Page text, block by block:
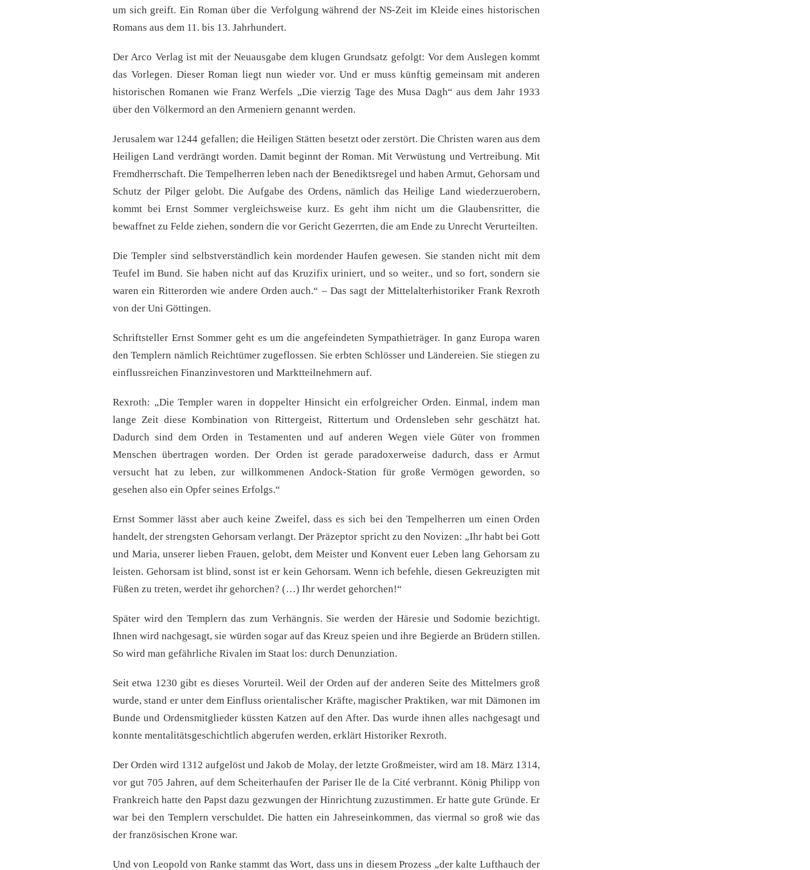
um sich greift. Ein Roman über die Verfolgung während der NS-Zeit im Kleide eines historischen
Romans aus dem 11. bis 13. Jahrhundert.
Der Arco Verlag ist mit der Neuausgabe dem klugen Grundsatz gefolgt: Vor dem Auslegen kommt
das Vorlegen. Dieser Roman liegt nun wieder vor. Und er muss künftig gemeinsam mit anderen
historischen Romanen wie Franz Werfels „Die vierzig Tage des Musa Dagh“ aus dem Jahr 1933
über den Völkermord an den Armeniern genannt werden.
Jerusalem war 1244 gefallen; die Heiligen Stätten besetzt oder zerstört. Die Christen waren aus dem
Heiligen Land verdrängt worden. Damit beginnt der Roman. Mit Verwüstung und Vertreibung. Mit
Fremdherrschaft. Die Tempelherren leben nach der Benediktsregel und haben Armut, Gehorsam und
Schutz der Pilger gelobt. Die Aufgabe des Ordens, nämlich das Heilige Land wiederzuerobern,
kommt bei Ernst Sommer vergleichsweise kurz. Es geht ihm nicht um die Glaubensritter, die
bewaffnet zu Felde ziehen, sondern die vor Gericht Gezerrten, die am Ende zu Unrecht Verurteilten.
Die Templer sind selbstverständlich kein mordender Haufen gewesen. Sie standen nicht mit dem
Teufel im Bund. Sie haben nicht auf das Kruzifix uriniert, und so weiter., und so fort, sondern sie
waren ein Ritterorden wie andere Orden auch.“ – Das sagt der Mittelalterhistoriker Frank Rexroth
von der Uni Göttingen.
Schriftsteller Ernst Sommer geht es um die angefeindeten Sympathieträger. In ganz Europa waren
den Templern nämlich Reichtümer zugeflossen. Sie erbten Schlösser und Ländereien. Sie stiegen zu
einflussreichen Finanzinvestoren und Marktteilnehmern auf.
Rexroth: „Die Templer waren in doppelter Hinsicht ein erfolgreicher Orden. Einmal, indem man
lange Zeit diese Kombination von Rittergeist, Rittertum und Ordensleben sehr geschätzt hat.
Dadurch sind dem Orden in Testamenten und auf anderen Wegen viele Güter von frommen
Menschen übertragen worden. Der Orden ist gerade paradoxerweise dadurch, dass er Armut
versucht hat zu leben, zur willkommenen Andock-Station für große Vermögen geworden, so
gesehen also ein Opfer seines Erfolgs.“
Ernst Sommer lässt aber auch keine Zweifel, dass es sich bei den Tempelherren um einen Orden
handelt, der strengsten Gehorsam verlangt. Der Präzeptor spricht zu den Novizen: „Ihr habt bei Gott
und Maria, unserer lieben Frauen, gelobt, dem Meister und Konvent euer Leben lang Gehorsam zu
leisten. Gehorsam ist blind, sonst ist er kein Gehorsam. Wenn ich befehle, diesen Gekreuzigten mit
Füßen zu treten, werdet ihr gehorchen? (…) Ihr werdet gehorchen!“
Später wird den Templern das zum Verhängnis. Sie werden der Häresie und Sodomie bezichtigt.
Ihnen wird nachgesagt, sie würden sogar auf das Kreuz speien und ihre Begierde an Brüdern stillen.
So wird man gefährliche Rivalen im Staat los: durch Denunziation.
Seit etwa 1230 gibt es dieses Vorurteil. Weil der Orden auf der anderen Seite des Mittelmers groß
wurde, stand er unter dem Einfluss orientalischer Kräfte, magischer Praktiken, war mit Dämonen im
Bunde und Ordensmitglieder küssten Katzen auf den After. Das wurde ihnen alles nachgesagt und
konnte mentalitätsgeschichtlich abgerufen werden, erklärt Historiker Rexroth.
Der Orden wird 1312 aufgelöst und Jakob de Molay, der letzte Großmeister, wird am 18. März 1314,
vor gut 705 Jahren, auf dem Scheiterhaufen der Pariser Ile de la Cité verbrannt. König Philipp von
Frankreich hatte den Papst dazu gezwungen der Hinrichtung zuzustimmen. Er hatte gute Gründe. Er
war bei den Templern verschuldet. Die hatten ein Jahreseinkommen, das viermal so groß wie das
der französischen Krone war.
Und von Leopold von Ranke stammt das Wort, dass uns in diesem Prozess „der kalte Lufthauch der